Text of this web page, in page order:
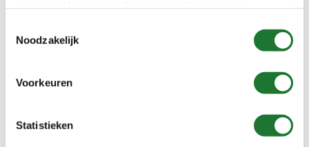
Noodzakelijk
Voorkeuren
Statistieken